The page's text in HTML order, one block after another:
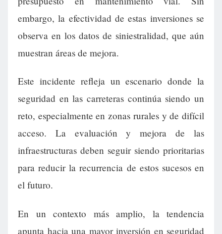
embargo, la efectividad de estas inversiones se
observa en los datos de siniestralidad, que aún
muestran áreas de mejora.
Este incidente refleja un escenario donde la
seguridad en las carreteras continúa siendo un
reto, especialmente en zonas rurales y de difícil
acceso. La evaluación y mejora de las
infraestructuras deben seguir siendo prioritarias
para reducir la recurrencia de estos sucesos en
el futuro.
En un contexto más amplio, la tendencia
apunta hacia una mayor inversión en seguridad